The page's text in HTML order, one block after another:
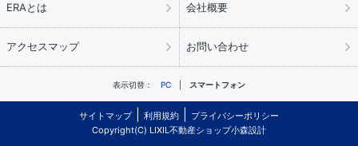
ERAとは 会社概要
アクセスマップ お問い合わせ
表示切替： PC スマートフォン
サイトマップ 利用規約
プライバシーポリシー
Copyright(C) LIXIL不動産ショップ小森設計